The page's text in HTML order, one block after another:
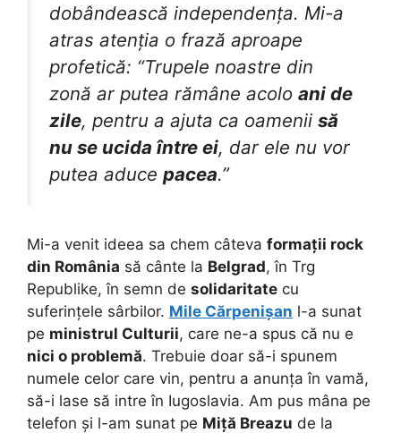
dobândească independența. Mi-a
atras atenția o frază aproape
profetică: “Trupele noastre din
zonă ar putea rămâne acolo ani de
zile, pentru a ajuta ca oamenii să
nu se ucida între ei, dar ele nu vor
putea aduce pacea.”
Mi-a venit ideea sa chem câteva formații rock
din România să cânte la Belgrad, în Trg
Republike, în semn de solidaritate cu
suferințele sârbilor. Mile Cărpenișan l-a sunat
pe ministrul Culturii, care ne-a spus că nu e
nici o problemă. Trebuie doar să-i spunem
numele celor care vin, pentru a anunța în vamă,
să-i lase să intre în Iugoslavia. Am pus mâna pe
telefon și l-am sunat pe Miță Breazu de la